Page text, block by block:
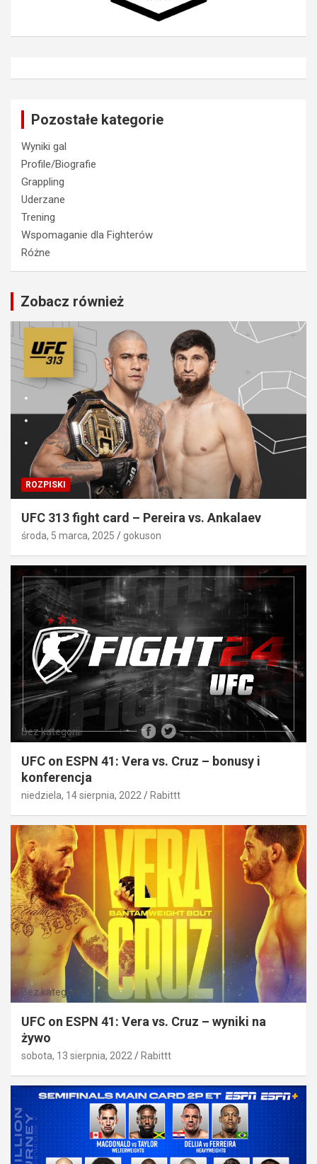
Pozostałe kategorie
Wyniki gal
Profile/Biografie
Grappling
Uderzane
Trening
Wspomaganie dla Fighterów
Różne
Zobacz również
ROZPISKI
UFC 313 fight card – Pereira vs. Ankalaev
środa, 5 marca, 2025 gokuson
Bez kategorii
UFC on ESPN 41: Vera vs. Cruz – bonusy i
konferencja
niedziela, 14 sierpnia, 2022 Rabittt
Bez kategorii
UFC on ESPN 41: Vera vs. Cruz – wyniki na
żywo
sobota, 13 sierpnia, 2022 Rabittt